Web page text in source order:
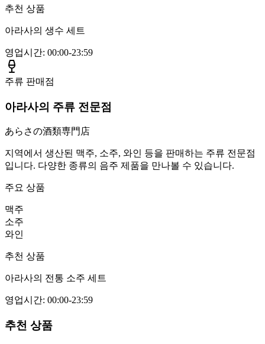
추천 상품
아라사의 생수 세트
영업시간: 00:00-23:59
주류 판매점
아라사의 주류 전문점
あらさの酒類専門店
지역에서 생산된 맥주, 소주, 와인 등을 판매하는 주류 전문점
입니다. 다양한 종류의 음주 제품을 만나볼 수 있습니다.
주요 상품
맥주
소주
와인
추천 상품
아라사의 전통 소주 세트
영업시간: 00:00-23:59
추천 상품